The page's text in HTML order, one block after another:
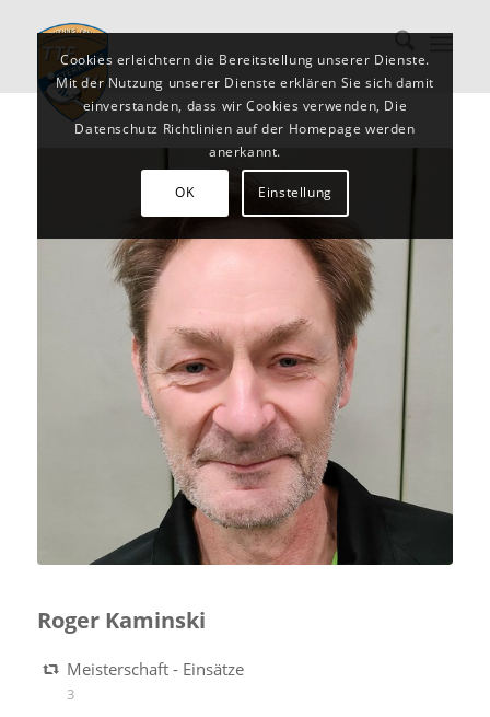
Roger Kaminski
Meisterschaft - Einsätze
3
Cookies erleichtern die Bereitstellung unserer Dienste.
Mit der Nutzung unserer Dienste erklären Sie sich damit
einverstanden, dass wir Cookies verwenden, Die
Datenschutz Richtlinien auf der Homepage werden
anerkannt.
OK Einstellung